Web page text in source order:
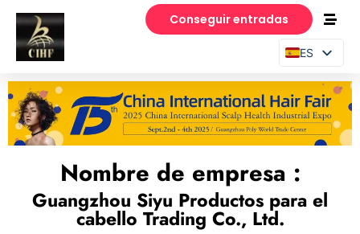
Conseguir entradas
ES
EN
PT
Nombre de empresa :
Guangzhou Siyu Productos para el
cabello Trading Co., Ltd.